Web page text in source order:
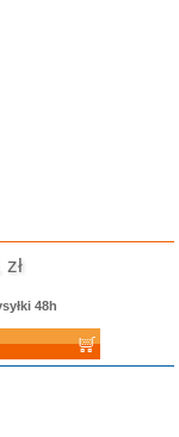
zł
48h